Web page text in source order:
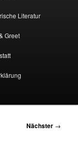
Literatur
Greet
Nächster →